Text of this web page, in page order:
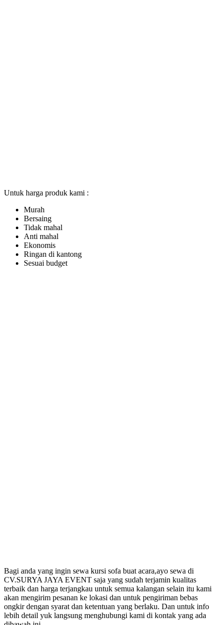
Untuk harga produk kami :
Murah
Bersaing
Tidak mahal
Anti mahal
Ekonomis
Ringan di kantong
Sesuai budget
Bagi anda yang ingin sewa kursi sofa buat acara,ayo sewa di
CV.SURYA JAYA EVENT saja yang sudah terjamin kualitas
terbaik dan harga terjangkau untuk semua kalangan selain itu kami
akan mengirim pesanan ke lokasi dan untuk pengiriman bebas
ongkir dengan syarat dan ketentuan yang berlaku. Dan untuk info
lebih detail yuk langsung menghubungi kami di kontak yang ada